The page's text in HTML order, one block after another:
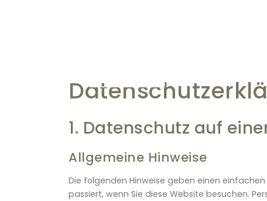
1. Datenschutz auf
Allgemeine Hinweise
Die folgenden Hinweise geben einen
passiert, wenn Sie diese Website besuchen.